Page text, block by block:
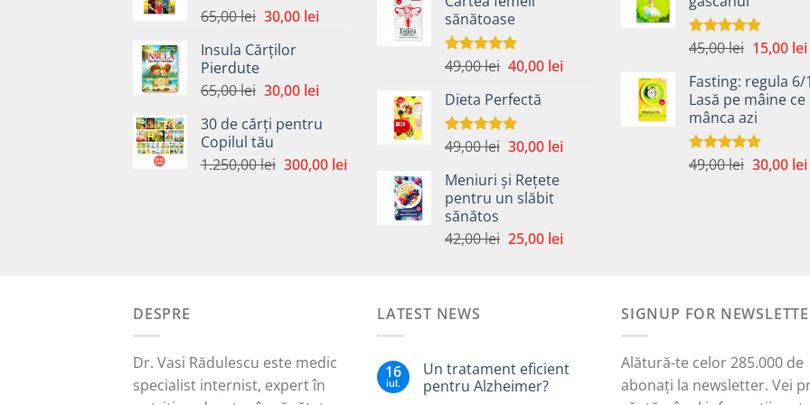
65,00lei Prețul
a
65,00 lei.
30,00 leiPrețul
Insula Cărților
Pierdute
65,00lei Prețul
a
fost:
65,00 lei.
30,00 leiPrețul
este:
30 de cărți pentru
Copilul tău
1.250,00lei Prețul
300,00 leiPrețul
300,00 lei.
a
fost:
59,00 lei.
sănătoase
Evaluat la
49,00lei Prețul
a
fost:
49,00 lei.
40,00 leiPrețul
Dieta Perfectă
Evaluat la
49,00lei Prețul
a
fost:
30,00 leiPrețul
Meniuri și Rețete
pentru un slăbit
sănătos
42,00lei Prețul
25,00 leiPrețul
59,00 lei.
Evaluat la
45,00lei Prețul
a
fost:
45,00 lei.
15,00 lei
Fasting: regula 6/
Lasă pe mâine
mânca azi
Evaluat la
49,00lei Prețul
30,00 lei
DESPRE
Dr. Vasi Rădulescu este medic
specialist internist, expert în
LATEST NEWS
16
iul.
Un tratament eficient
pentru Alzheimer?
SIGNUP FOR
Alătură-te celor 285.000 de
abonați la newsletter. Vei